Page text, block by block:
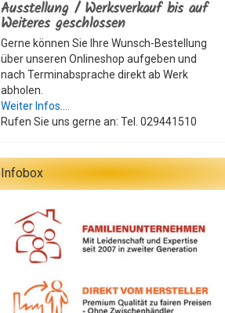
Ausstellung / Werksverkauf bis auf
Weiteres geschlossen
Gerne können Sie Ihre Wunsch-Bestellung
über unseren Onlineshop aufgeben und
nach Terminabsprache direkt ab Werk
abholen.
Weiter Infos....
Rufen Sie uns gerne an: Tel. 029441510
Infobox